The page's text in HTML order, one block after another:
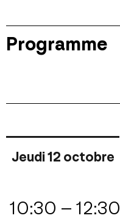
Programme
Jeudi 12 octobre
10:30 – 12:30